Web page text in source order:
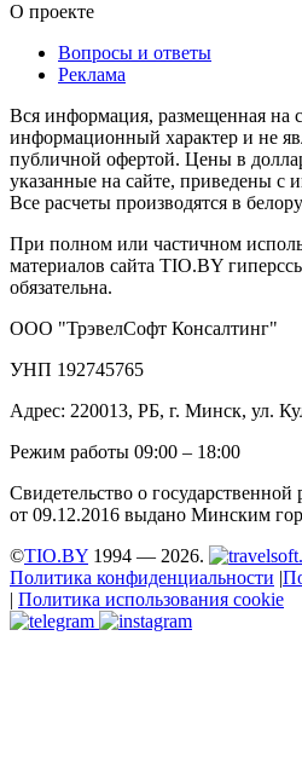
О проекте
Вопросы и ответы
Реклама
Вся информация, размещенная на
информационный характер и не
публичной офертой. Цены в
указанные на сайте, приведены с
Все расчеты производятся в
При полном или частичном
материалов сайта TIO.BY
обязательна.
ООО "ТрэвелСофт Консалтинг"
УНП 192745765
Адрес: 220013, РБ, г. Минск, ул.
Режим работы 09:00 – 18:00
Свидетельство о
от 09.12.2016 выдано Минским
©TIO.BY 1994 — 2026.
Политика конфиденциальности |
| Политика использования cookie